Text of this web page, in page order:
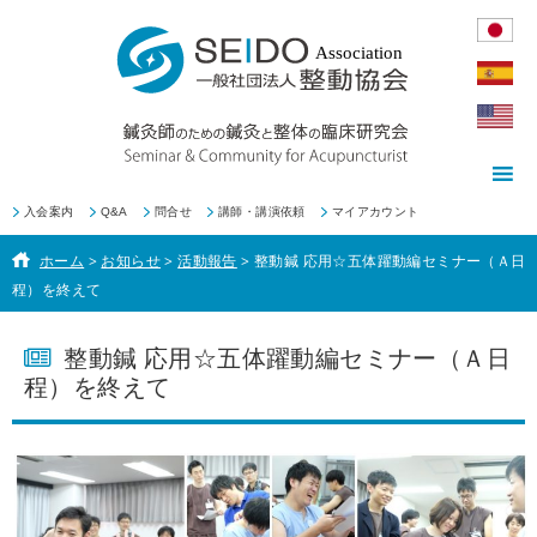
入会案内 Q&A 問合せ 講師・講演依頼 マイアカウント
ホーム > お知らせ>活動報告 >整動鍼 応用☆五体躍動編セミナー（Ａ日
程）を終えて
整動鍼 応用☆五体躍動編セミナー（Ａ日
程）を終えて